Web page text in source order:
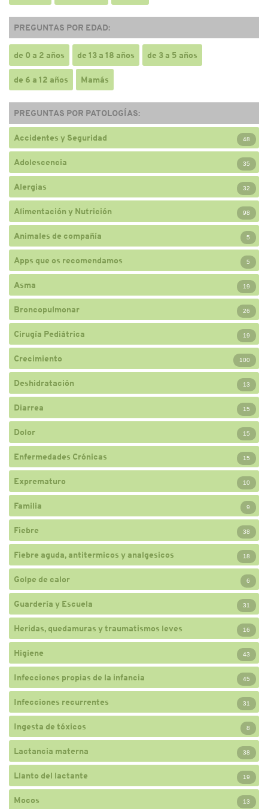
PREGUNTAS POR EDAD:
de 0 a 2 años de 13 a 18 años de 3 a 5 años
de 6 a 12 años Mamás
PREGUNTAS POR PATOLOGÍAS:
Accidentes y Seguridad 48
Adolescencia 35
Alergias 32
Alimentación y Nutrición 98
Animales de compañía 5
Apps que os recomendamos 5
Asma 19
Broncopulmonar 26
Cirugía Pediátrica 19
Crecimiento 100
Deshidratación 13
Diarrea 15
Dolor 15
Enfermedades Crónicas 15
Exprematuro 10
Familia 9
Fiebre 38
Fiebre aguda, antitermicos y analgesicos 18
Golpe de calor 6
Guardería y Escuela 31
Heridas, quedamuras y traumatismos leves 16
Higiene 43
Infecciones propias de la infancia 45
Infecciones recurrentes 31
Ingesta de tóxicos 8
Lactancia materna 38
Llanto del lactante 19
Mocos 13